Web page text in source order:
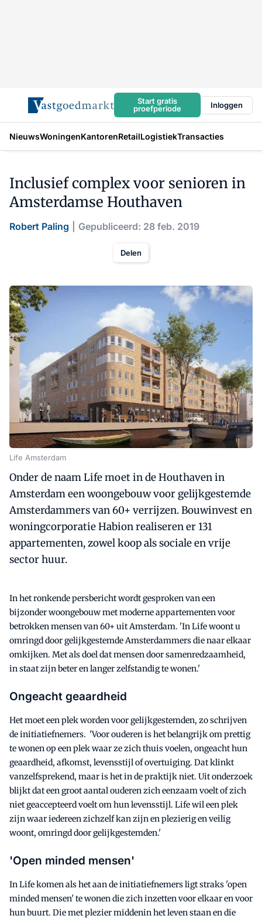
Start gratis
proefperiode
Inloggen
NieuwsWoningenKantorenRetailLogistiekTransacties
Inclusief complex voor senioren in
Amsterdamse Houthaven
Robert Paling Gepubliceerd: 28 feb. 2019
Delen
Life Amsterdam
Onder de naam Life moet in de Houthaven in
Amsterdam een woongebouw voor gelijkgestemde
Amsterdammers van 60+ verrijzen. Bouwinvest en
woningcorporatie Habion realiseren er 131
appartementen, zowel koop als sociale en vrije
sector huur.
In het ronkende persbericht wordt gesproken van een
bijzonder woongebouw met moderne appartementen voor
betrokken mensen van 60+ uit Amsterdam. 'In Life woont u
omringd door gelijkgestemde Amsterdammers die naar elkaar
omkijken. Met als doel dat mensen door samenredzaamheid,
in staat zijn beter en langer zelfstandig te wonen.'
Ongeacht geaardheid
Het moet een plek worden voor gelijkgestemden, zo schrijven
de initiatiefnemers. 'Voor ouderen is het belangrijk om prettig
te wonen op een plek waar ze zich thuis voelen, ongeacht hun
geaardheid, afkomst, levensstijl of overtuiging. Dat klinkt
vanzelfsprekend, maar is het in de praktijk niet. Uit onderzoek
blijkt dat een groot aantal ouderen zich eenzaam voelt of zich
niet geaccepteerd voelt om hun levensstijl. Life wil een plek
zijn waar iedereen zichzelf kan zijn en plezierig en veilig
woont, omringd door gelijkgestemden.'
'Open minded mensen'
In Life komen als het aan de initiatiefnemers ligt straks 'open
minded mensen' te wonen die zich inzetten voor elkaar en voor
hun buurt. Die met plezier middenin het leven staan en die